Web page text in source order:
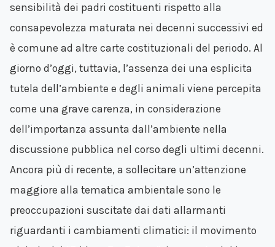
sensibilità dei padri costituenti rispetto alla
consapevolezza maturata nei decenni successivi ed
è comune ad altre carte costituzionali del periodo. Al
giorno d’oggi, tuttavia, l’assenza dei una esplicita
tutela dell’ambiente e degli animali viene percepita
come una grave carenza, in considerazione
dell’importanza assunta dall’ambiente nella
discussione pubblica nel corso degli ultimi decenni.
Ancora più di recente, a sollecitare un’attenzione
maggiore alla tematica ambientale sono le
preoccupazioni suscitate dai dati allarmanti
riguardanti i cambiamenti climatici: il movimento